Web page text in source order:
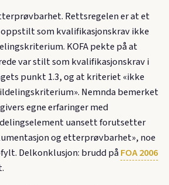
Rettsregelen er at et
som kvalifikasjonskrav ikke
KOFA pekte på at
var stilt som kvalifikasjonskrav i
punkt 1.3, og at kriteriet «ikke
Nemnda bemerket
egne erfaringer med
uansett forutsetter
og etterprøvbarhet», noe
Delkonklusjon: brudd påFOA 2006